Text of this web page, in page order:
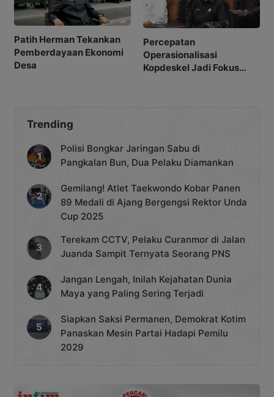
Patih Herman Tekankan
Pemberdayaan Ekonomi
Desa
Percepatan
Operasionalisasi
Kopdeskel Jadi Fokus
Trending
Polisi Bongkar Jaringan Sabu di
Pangkalan Bun, Dua Pelaku Diamankan
Gemilang! Atlet Taekwondo Kobar Panen
89 Medali di Ajang Bergengsi Rektor Unda
Cup 2025
Terekam CCTV, Pelaku Curanmor di Jalan
Juanda Sampit Ternyata Seorang PNS
Jangan Lengah, Inilah Kejahatan Dunia
Maya yang Paling Sering Terjadi
Siapkan Saksi Permanen, Demokrat Kotim
Panaskan Mesin Partai Hadapi Pemilu
2029